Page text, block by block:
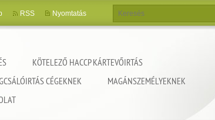
KÖTELEZŐ HACCP KÁRTEVŐIRTÁS
CÉGEKNEK
MAGÁNSZEMÉLYEKNEK
RSS Nyomtatás